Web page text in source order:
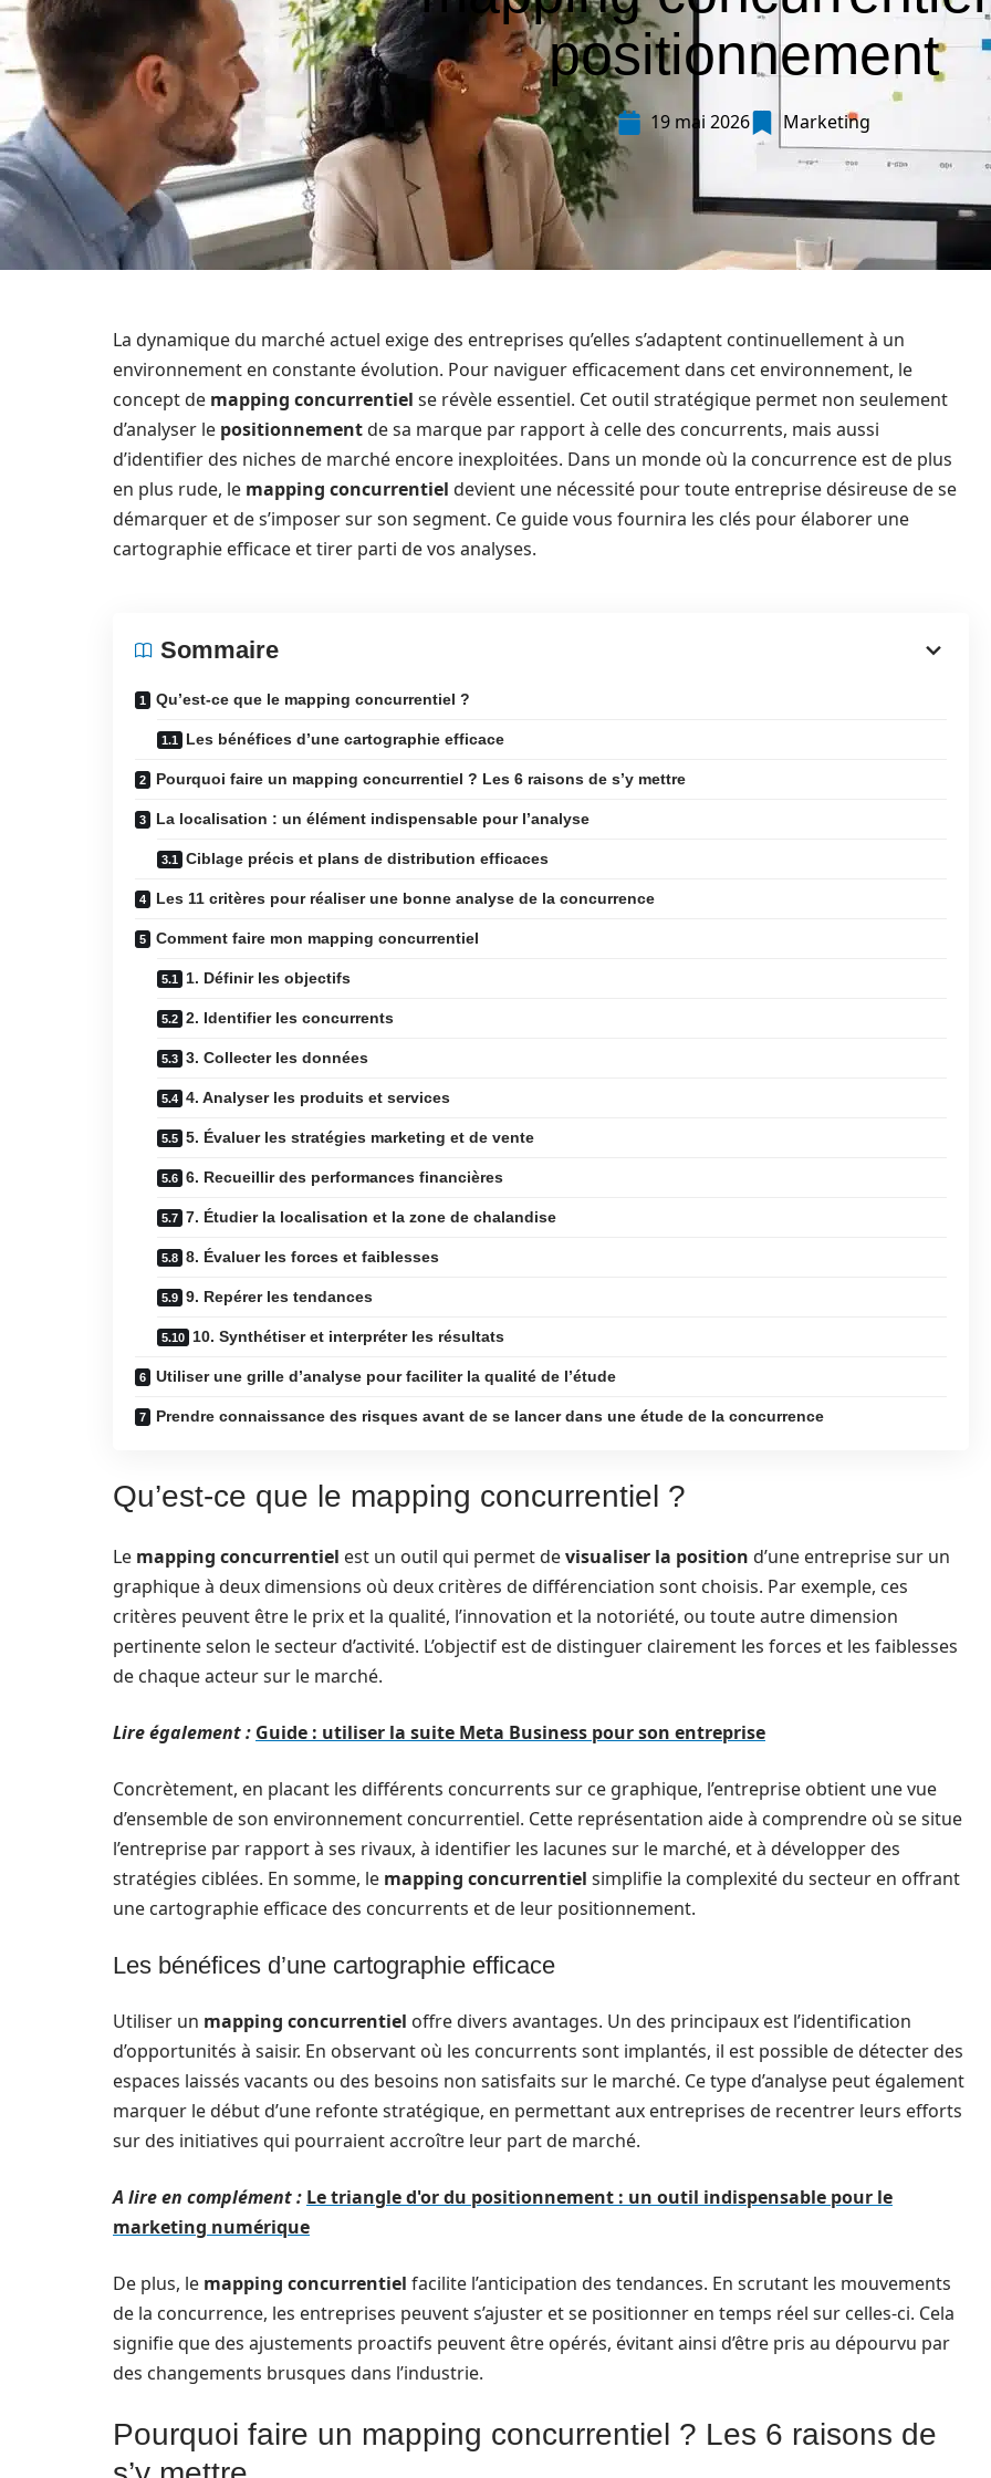
positionnement
19 mai 2026 Marketing
La dynamique du marché actuel exige des entreprises qu’elles s’adaptent continuellement à un
environnement en constante évolution. Pour naviguer efficacement dans cet environnement, le
concept de mapping concurrentiel se révèle essentiel. Cet outil stratégique permet non seulement
d’analyser le positionnementde sa marque par rapport à celle des concurrents, mais aussi
d’identifier des niches de marché encore inexploitées. Dans un monde où la concurrence est de plus
en plus rude, le mapping concurrentiel devient une nécessité pour toute entreprise désireuse de se
démarquer et de s’imposer sur son segment. Ce guide vous fournira les clés pour élaborer une
cartographie efficace et tirer parti de vos analyses.
Sommaire
Qu’est-ce que le mapping concurrentiel ?
Les bénéfices d’une cartographie efficace
Pourquoi faire un mapping concurrentiel ? Les 6 raisons de s’y mettre
La localisation : un élément indispensable pour l’analyse
Ciblage précis et plans de distribution efficaces
Les 11 critères pour réaliser une bonne analyse de la concurrence
Comment faire mon mapping concurrentiel
1. Définir les objectifs
2. Identifier les concurrents
3. Collecter les données
4. Analyser les produits et services
5. Évaluer les stratégies marketing et de vente
6. Recueillir des performances financières
7. Étudier la localisation et la zone de chalandise
8. Évaluer les forces et faiblesses
9. Repérer les tendances
10. Synthétiser et interpréter les résultats
Utiliser une grille d’analyse pour faciliter la qualité de l’étude
Prendre connaissance des risques avant de se lancer dans une étude de la concurrence
Qu’est-ce que le mapping concurrentiel ?
Le mapping concurrentiel est un outil qui permet devisualiser la position d’une entreprise sur un
graphique à deux dimensions où deux critères de différenciation sont choisis. Par exemple, ces
critères peuvent être le prix et la qualité, l’innovation et la notoriété, ou toute autre dimension
pertinente selon le secteur d’activité. L’objectif est de distinguer clairement les forces et les faiblesses
de chaque acteur sur le marché.
Lire également : Guide : utiliser la suite Meta Business pour son entreprise
Concrètement, en placant les différents concurrents sur ce graphique, l’entreprise obtient une vue
d’ensemble de son environnement concurrentiel. Cette représentation aide à comprendre où se situe
l’entreprise par rapport à ses rivaux, à identifier les lacunes sur le marché, et à développer des
stratégies ciblées. En somme, le mapping concurrentiel simplifie la complexité du secteur en offrant
une cartographie efficace des concurrents et de leur positionnement.
Les bénéfices d’une cartographie efficace
Utiliser un mapping concurrentiel offre divers avantages. Un des principaux est l’identification
d’opportunités à saisir. En observant où les concurrents sont implantés, il est possible de détecter des
espaces laissés vacants ou des besoins non satisfaits sur le marché. Ce type d’analyse peut également
marquer le début d’une refonte stratégique, en permettant aux entreprises de recentrer leurs efforts
sur des initiatives qui pourraient accroître leur part de marché.
A lire en complément : Le triangle d'or du positionnement : un outil indispensable pour le
marketing numérique
De plus, le mapping concurrentiel facilite l’anticipation des tendances. En scrutant les mouvements
de la concurrence, les entreprises peuvent s’ajuster et se positionner en temps réel sur celles-ci. Cela
signifie que des ajustements proactifs peuvent être opérés, évitant ainsi d’être pris au dépourvu par
des changements brusques dans l’industrie.
Pourquoi faire un mapping concurrentiel ? Les 6 raisons de